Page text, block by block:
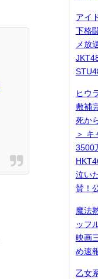
アイ
下格
メ放
ヒウ
敷補
死か
＞ キ
3500
泣い
賛！
魔法
ッフ
映画
め速
乙女